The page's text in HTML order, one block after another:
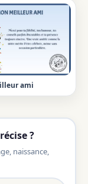
ami
?
naissance,